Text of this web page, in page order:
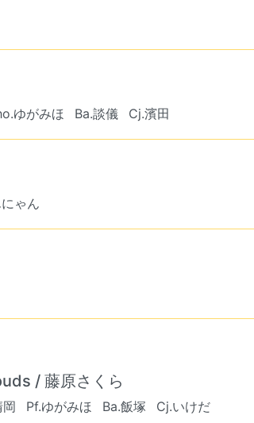
ゆがみほ Ba.談儀 Cj.濱田
ゃん
/ 藤原さくら
岡 Pf.ゆがみほ Ba.飯塚 Cj.いけだ